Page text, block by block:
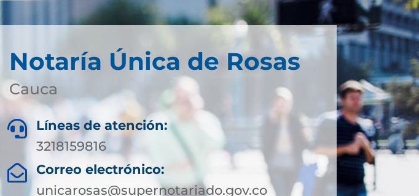
Notaría Única de Rosas
Cauca

Líneas de atención:
3218159816
 Correo electrónico:
unicarosas@supernotariado.gov.co